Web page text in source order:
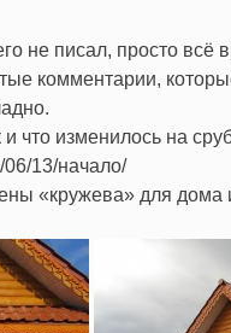
не писал, просто
комментарии,
и что изменилось на
13/начало/
«кружева» для дома